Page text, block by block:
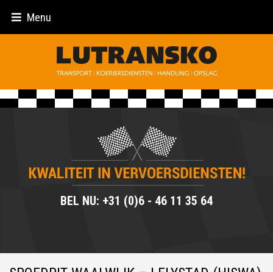
Menu
BEL NU: +31 (0)6 - 46 11 35 64